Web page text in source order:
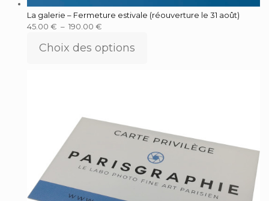
La galerie – Fermeture estivale (réouverture le 31 août)
45.00 € – 190.00 €
Choix des options